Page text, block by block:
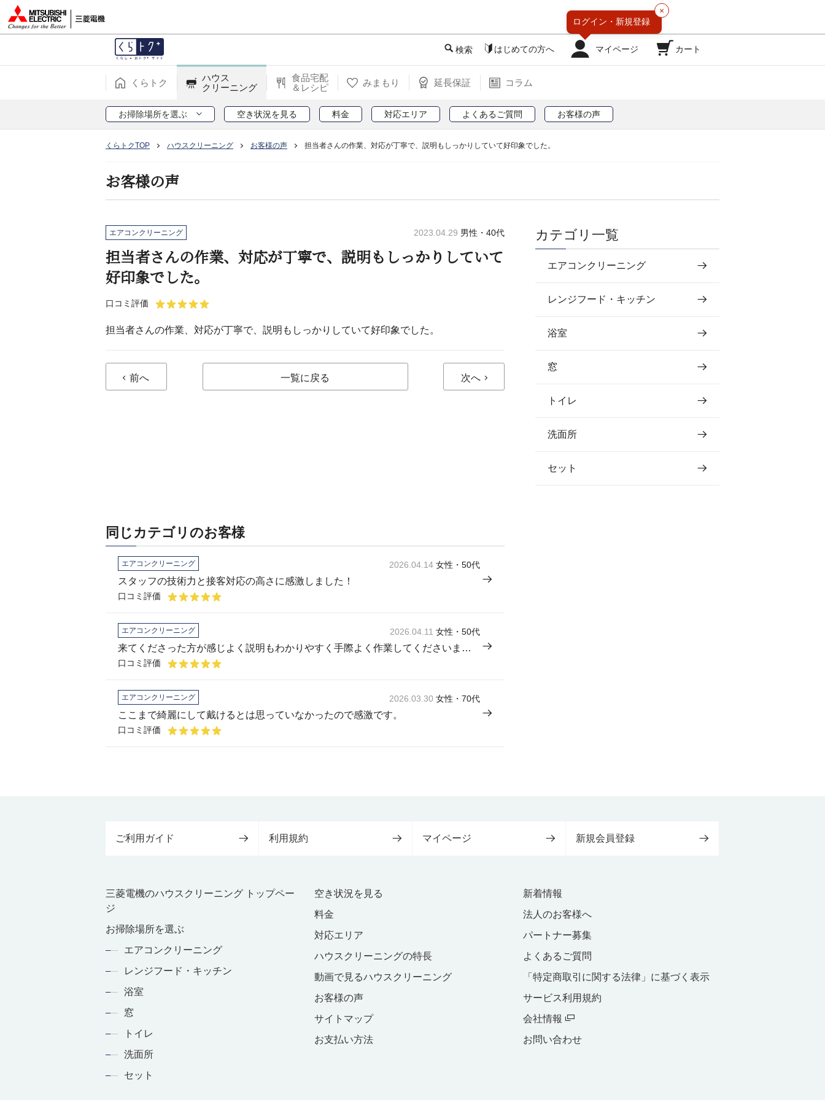
検索 はじめての方へ マイページ
×
ログイン・ 新規登録
カート
くらトク
ハウス
クリーニング
食品宅配
＆レシピ
みまもり 延長保証 コラム
お掃除場所を選ぶ 空き状況を見る 料金 対応エリア よくあるご質問 お客様の声
くらトクTOP ハウスクリーニング お客様の声 担当者さんの作業、対応が丁寧で、説明もしっかりしていて好印象でした。
お客様の声
エアコンクリーニング 2023.04.29 男性・40代
担当者さんの作業、対応が丁寧で、説明もしっかりしていて
好印象でした。
口コミ評価
担当者さんの作業、対応が丁寧で、説明もしっかりしていて好印象でした。
前へ 一覧に戻る 次へ
カテゴリ一覧
エアコンクリーニング
レンジフード・キッチン
浴室
窓
トイレ
洗面所
セット
同じカテゴリのお客様
エアコンクリーニング 2026.04.14 女性・50代
スタッフの技術力と接客対応の高さに感激しました！
口コミ評価
エアコンクリーニング 2026.04.11 女性・50代
来てくださった方が感じよく説明もわかりやすく手際よく作業してくださいました。
口コミ評価
エアコンクリーニング 2026.03.30 女性・70代
ここまで綺麗にして戴けるとは思っていなかったので感激です。
口コミ評価
ご利用ガイド 利用規約 マイページ 新規会員登録
三菱電機のハウスクリーニング トップペー
ジ
お掃除場所を選ぶ
エアコンクリーニング
レンジフード・キッチン
浴室
窓
トイレ
洗面所
セット
空き状況を見る
料金
対応エリア
ハウスクリーニングの特長
動画で見るハウスクリーニング
お客様の声
サイトマップ
お支払い方法
新着情報
法人のお客様へ
パートナー募集
よくあるご質問
「特定商取引に関する法律」に基づく表示
サービス利用規約
会社情報
お問い合わせ